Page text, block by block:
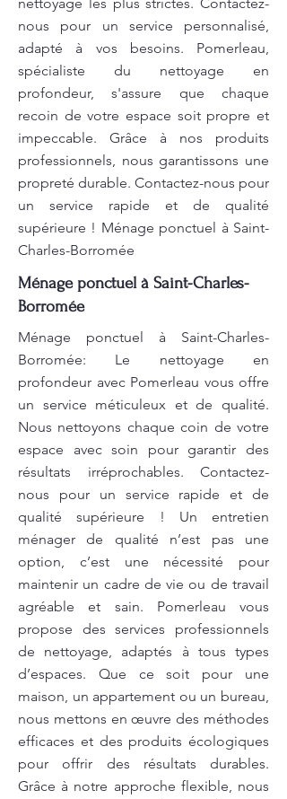
nous pour un service personnalisé,
adapté à vos besoins. Pomerleau,
spécialiste du nettoyage en
profondeur, s'assure que chaque
recoin de votre espace soit propre et
impeccable. Grâce à nos produits
professionnels, nous garantissons une
propreté durable. Contactez-nous pour
un service rapide et de qualité
supérieure ! Ménage ponctuel à Saint-
Charles-Borromée
Ménage ponctuel à Saint-Charles-
Borromée
Ménage ponctuel à Saint-Charles-
Borromée: Le nettoyage en
profondeur avec Pomerleau vous offre
un service méticuleux et de qualité.
Nous nettoyons chaque coin de votre
espace avec soin pour garantir des
résultats irréprochables. Contactez-
nous pour un service rapide et de
qualité supérieure ! Un entretien
ménager de qualité n’est pas une
option, c’est une nécessité pour
maintenir un cadre de vie ou de travail
agréable et sain. Pomerleau vous
propose des services professionnels
de nettoyage, adaptés à tous types
d’espaces. Que ce soit pour une
maison, un appartement ou un bureau,
nous mettons en œuvre des méthodes
efficaces et des produits écologiques
pour offrir des résultats durables.
Grâce à notre approche flexible, nous